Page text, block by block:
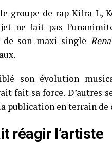
groupe de rap Kifra-L,
ne fait pas
son maxi single
son évolution
fait sa force. D’autres
publication en terrain de
réagir l’artiste